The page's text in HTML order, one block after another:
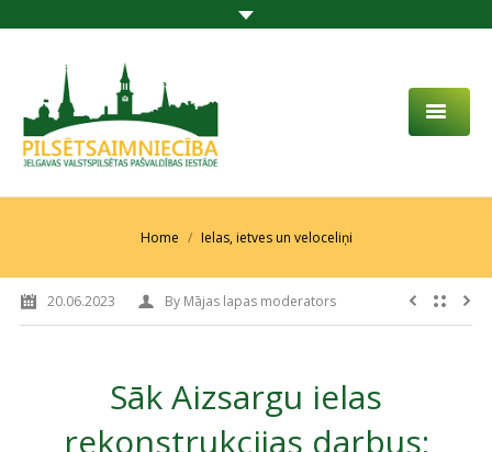
PAR MUMS
SABIEDRĪBAS LĪDZDALĪBA
You are here:Home Ielas, ietves un veloceliņi
20.06.2023 By Mājas lapas moderators
Sāk Aizsargu ielas
rekonstrukcijas darbus;